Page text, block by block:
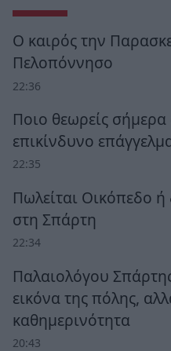
Ο καιρός την
Πελοπόννησο
22:36
Ποιο θεωρείς
επικίνδυνο
22:35
Πωλείται Οικόπεδο ή
στη Σπάρτη
22:34
Παλαιολόγου
εικόνα της πόλης,
καθημερινότητα
20:43